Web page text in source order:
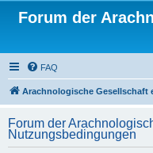
Forum der
FAQ
Arachnologische Gesellschaft
Forum der
Nutzungsbedingungen